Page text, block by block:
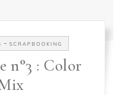
-SCRAPBOOKING
n°3 : Color